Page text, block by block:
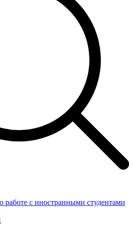
работе с иностранными студентами